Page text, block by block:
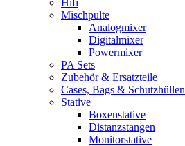
Hifi
Mischpulte
Analogmixer
Digitalmixer
Powermixer
PA Sets
Zubehör & Ersatzteile
Cases, Bags & Schutzhüllen
Stative
Boxenstative
Distanzstangen
Monitorstative